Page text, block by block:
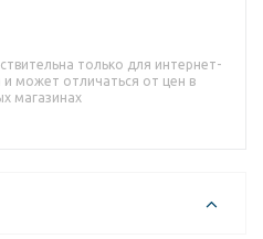
только для интернет-
и может отличаться от цен в
магазинах